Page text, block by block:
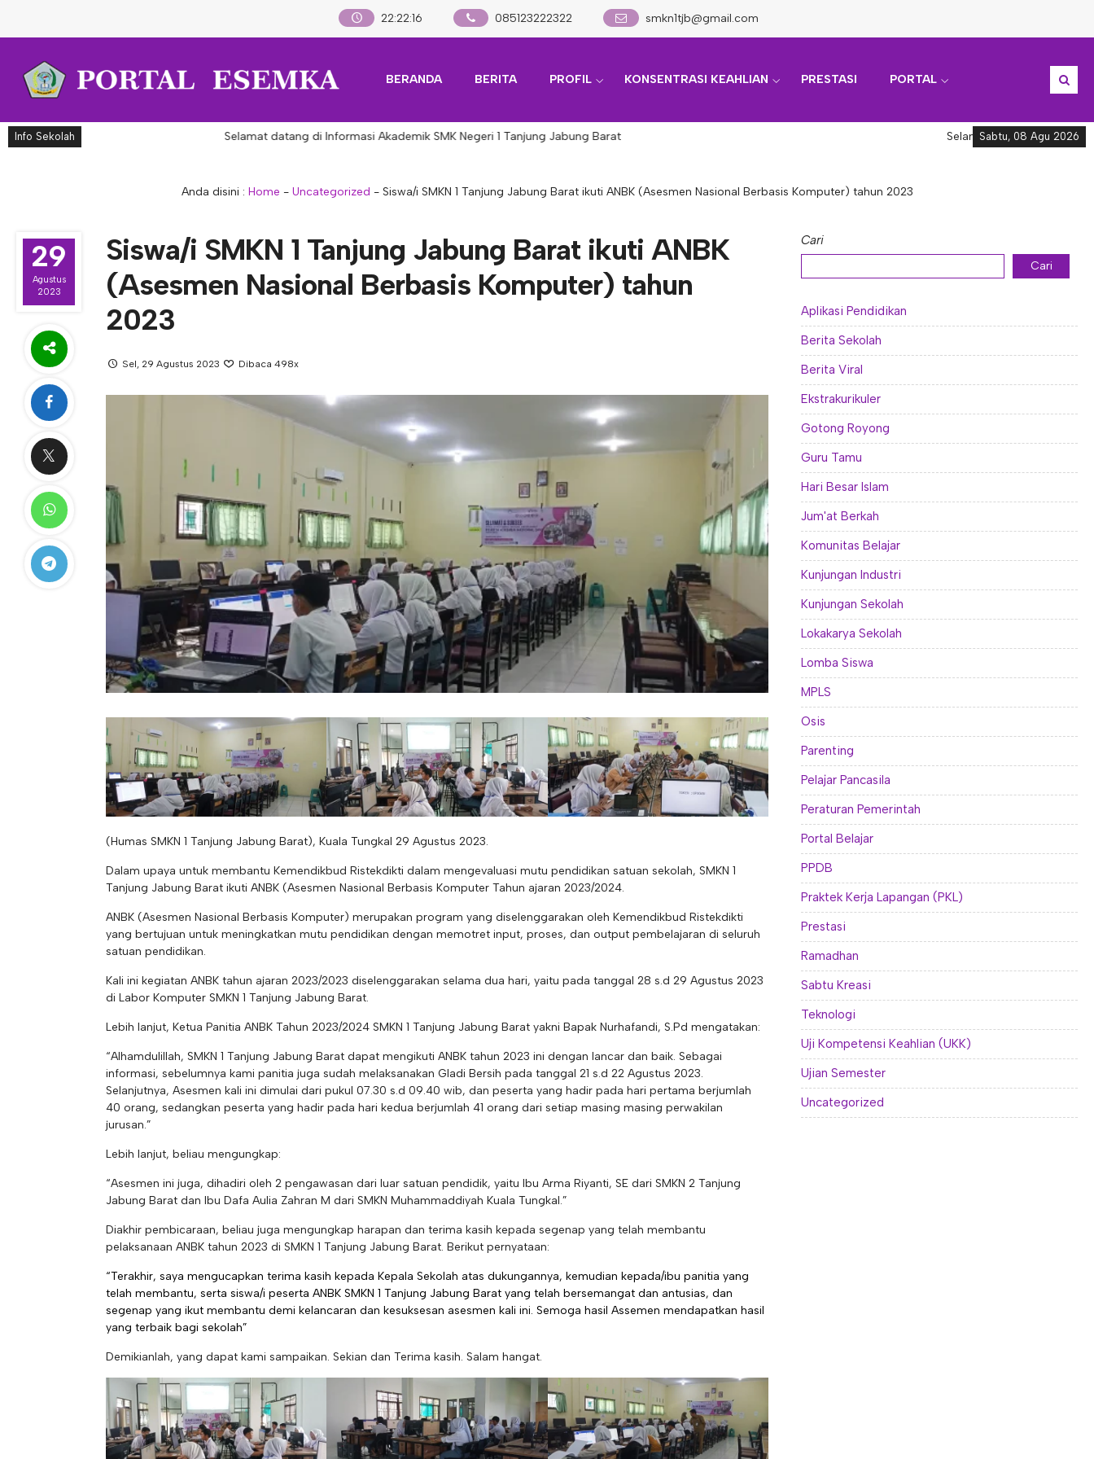
22:22:17 085123222322 smkn1tjb@gmail.com
BERANDA BERITA PROFIL KONSENTRASI KEAHLIAN PRESTASI PORTAL
Info Sekolah Sabtu, 08 Agu 2026
Selamat datang di Informasi
Selamat datang di Informasi Akademik SMK Negeri 1 Tanjung Jabung Barat
Anda disini : Home - Uncategorized - Siswa/i SMKN 1 Tanjung Jabung Barat ikuti ANBK (Asesmen Nasional Berbasis Komputer) tahun 2023
29
Agustus
2023
Siswa/i SMKN 1 Tanjung Jabung Barat ikuti ANBK
(Asesmen Nasional Berbasis Komputer) tahun
2023
Sel, 29 Agustus 2023 Dibaca 498x
(Humas SMKN 1 Tanjung Jabung Barat), Kuala Tungkal 29 Agustus 2023.
Dalam upaya untuk membantu Kemendikbud Ristekdikti dalam mengevaluasi mutu pendidikan satuan sekolah, SMKN 1
Tanjung Jabung Barat ikuti ANBK (Asesmen Nasional Berbasis Komputer Tahun ajaran 2023/2024.
ANBK (Asesmen Nasional Berbasis Komputer) merupakan program yang diselenggarakan oleh Kemendikbud Ristekdikti
yang bertujuan untuk meningkatkan mutu pendidikan dengan memotret input, proses, dan output pembelajaran di seluruh
satuan pendidikan.
Kali ini kegiatan ANBK tahun ajaran 2023/2023 diselenggarakan selama dua hari, yaitu pada tanggal 28 s.d 29 Agustus 2023
di Labor Komputer SMKN 1 Tanjung Jabung Barat.
Lebih lanjut, Ketua Panitia ANBK Tahun 2023/2024 SMKN 1 Tanjung Jabung Barat yakni Bapak Nurhafandi, S.Pd mengatakan:
“Alhamdulillah, SMKN 1 Tanjung Jabung Barat dapat mengikuti ANBK tahun 2023 ini dengan lancar dan baik. Sebagai
informasi, sebelumnya kami panitia juga sudah melaksanakan Gladi Bersih pada tanggal 21 s.d 22 Agustus 2023.
Selanjutnya, Asesmen kali ini dimulai dari pukul 07.30 s.d 09.40 wib, dan peserta yang hadir pada hari pertama berjumlah
40 orang, sedangkan peserta yang hadir pada hari kedua berjumlah 41 orang dari setiap masing masing perwakilan
jurusan.”
Lebih lanjut, beliau mengungkap:
“Asesmen ini juga, dihadiri oleh 2 pengawasan dari luar satuan pendidik, yaitu Ibu Arma Riyanti, SE dari SMKN 2 Tanjung
Jabung Barat dan Ibu Dafa Aulia Zahran M dari SMKN Muhammaddiyah Kuala Tungkal.”
Diakhir pembicaraan, beliau juga mengungkap harapan dan terima kasih kepada segenap yang telah membantu
pelaksanaan ANBK tahun 2023 di SMKN 1 Tanjung Jabung Barat. Berikut pernyataan:
“Terakhir, saya mengucapkan terima kasih kepada Kepala Sekolah atas dukungannya, kemudian kepada/ibu panitia yang
telah membantu, serta siswa/i peserta ANBK SMKN 1 Tanjung Jabung Barat yang telah bersemangat dan antusias, dan
segenap yang ikut membantu demi kelancaran dan kesuksesan asesmen kali ini. Semoga hasil Assemen mendapatkan hasil
yang terbaik bagi sekolah”
Demikianlah, yang dapat kami sampaikan. Sekian dan Terima kasih. Salam hangat.
Cari
Cari
Aplikasi Pendidikan
Berita Sekolah
Berita Viral
Ekstrakurikuler
Gotong Royong
Guru Tamu
Hari Besar Islam
Jum'at Berkah
Komunitas Belajar
Kunjungan Industri
Kunjungan Sekolah
Lokakarya Sekolah
Lomba Siswa
MPLS
Osis
Parenting
Pelajar Pancasila
Peraturan Pemerintah
Portal Belajar
PPDB
Praktek Kerja Lapangan (PKL)
Prestasi
Ramadhan
Sabtu Kreasi
Teknologi
Uji Kompetensi Keahlian (UKK)
Ujian Semester
Uncategorized